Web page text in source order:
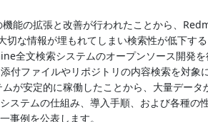
能の拡張と改善が行われたことから、
な情報が埋もれてしまい検索性が低下す
全文検索システムのオープンソース開発
付ファイルやリポジトリの内容検索を対
が安定的に稼働したことから、大量デー
ステムの仕組み、導入手順、および各種
事例を公表します。